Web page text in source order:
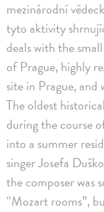
mezinárodní
tyto aktivity
deals with the
of Prague, highly
site in Prague,
The oldest
during the course
into a summer
singer Josefa
the composer was
“Mozart rooms”,